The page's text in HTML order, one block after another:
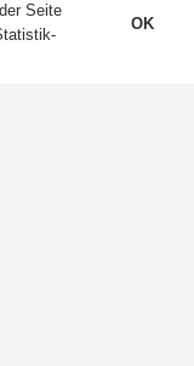
Seite
OK